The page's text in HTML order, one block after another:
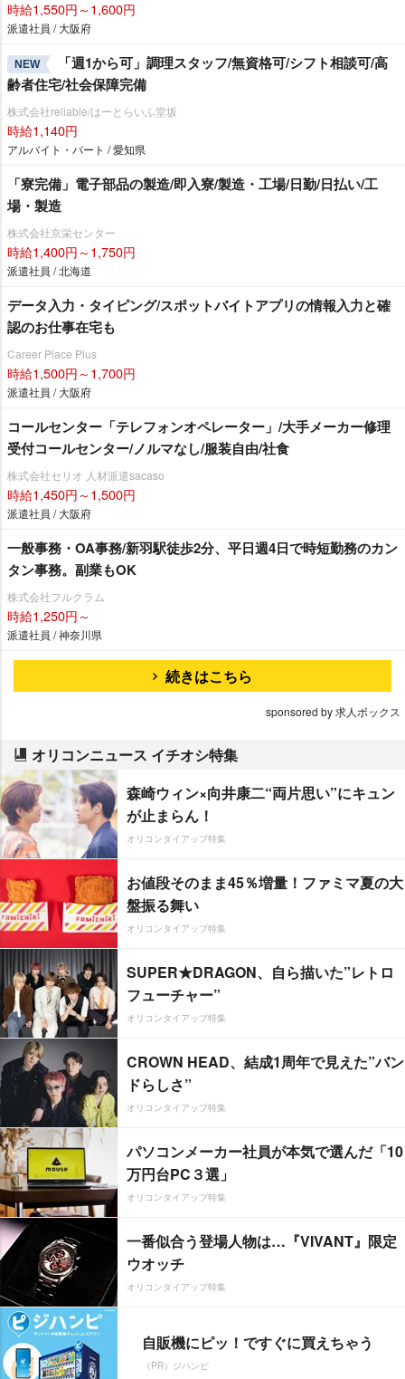
時給1,550円～1,600円
派遣社員 / 大阪府
NEW
「週1から可」調理スタッフ/無資格可/シフト相談可/高
齢者住宅/社会保障完備
株式会社reliable/はーとらいふ堂坂
時給1,140円
アルバイト・パート / 愛知県
「寮完備」電子部品の製造/即入寮/製造・工場/日勤/日払い/工
場・製造
株式会社京栄センター
時給1,400円～1,750円
派遣社員 / 北海道
データ入力・タイピング/スポットバイトアプリの情報入力と確
認のお仕事在宅も
Career Place Plus
時給1,500円～1,700円
派遣社員 / 大阪府
コールセンター「テレフォンオペレーター」/大手メーカー修理
受付コールセンター/ノルマなし/服装自由/社食
株式会社セリオ 人材派遣sacaso
時給1,450円～1,500円
派遣社員 / 大阪府
一般事務・OA事務/新羽駅徒歩2分、平日週4日で時短勤務のカン
タン事務。副業もOK
株式会社フルクラム
時給1,250円～
派遣社員 / 神奈川県
続きはこちら
sponsored by 求人ボックス
オリコンニュース イチオシ特集
森崎ウィン×向井康二“両片思い”にキュン
が止まらん！
オリコンタイアップ特集
お値段そのまま45％増量！ファミマ夏の大
盤振る舞い
オリコンタイアップ特集
SUPER★DRAGON、自ら描いた”レトロ
フューチャー”
オリコンタイアップ特集
CROWN HEAD、結成1周年で見えた”バン
ドらしさ”
オリコンタイアップ特集
パソコンメーカー社員が本気で選んだ「10
万円台PC３選」
オリコンタイアップ特集
一番似合う登場人物は…『VIVANT』限定
ウオッチ
オリコンタイアップ特集
自販機にピッ！ですぐに買えちゃう
（PR）ジハンピ